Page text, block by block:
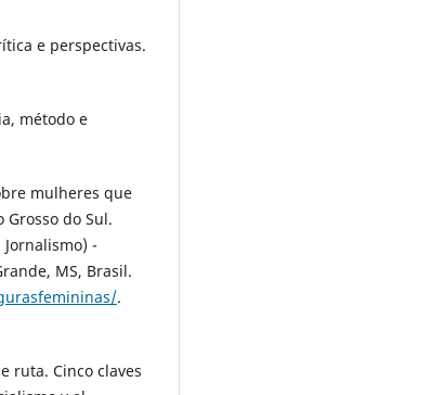
e perspectivas.
método e
mulheres que
do Sul.
-
MS, Brasil.
.
ruta. Cinco claves